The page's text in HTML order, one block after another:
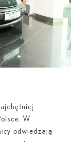
W
odwiedzają